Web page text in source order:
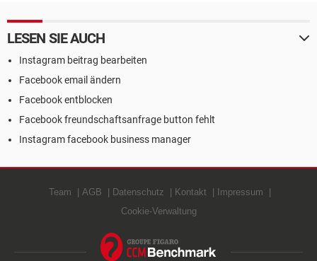
WhatsApp
LESEN SIE AUCH
Instagram beitrag bearbeiten
Facebook email ändern
Facebook entblocken
Facebook freundschaftsanfrage button fehlt
Instagram facebook business manager
Team AGB Datenschutz Kontakt
Impressum
Cookie-Verwaltung